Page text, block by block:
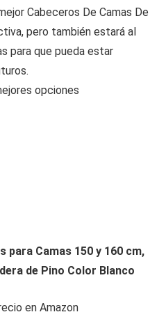
Cabeceros De Camas De
pero también estará al
para que pueda estar
opciones
para Camas 150 y 160 cm,
de Pino Color Blanco
en Amazon